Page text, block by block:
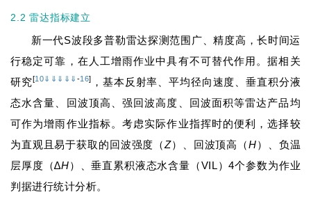
2.2 雷达指标建立
新一代S波段多普勒雷达探测范围广、精度高，长时间运
行稳定可靠，在人工增雨作业中具有不可替代作用。据相关
研究[10⇓ ⇓ ⇓ ⇓ ⇓ -16] ，基本反射率、平均径向速度、垂直积分液
态水含量、回波顶高、强回波高度、回波面积等雷达产品均
可作为增雨作业指标。考虑实际作业指挥时的便利，选择较
为直观且易于获取的回波强度（Z）、回波顶高（H）、负温
层厚度（∆H）、垂直累积液态水含量（VIL）4个参数为作业
判据进行统计分析。